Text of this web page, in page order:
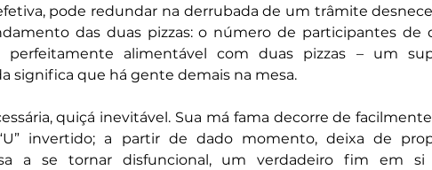
pode redundar na derrubada de um trâmite
das duas pizzas: o número de participantes de
perfeitamente alimentável com duas pizzas – um
significa que há gente demais na mesa.
quiçá inevitável. Sua má fama decorre de
invertido; a partir de dado momento, deixa de
a se tornar disfuncional, um verdadeiro fim em si